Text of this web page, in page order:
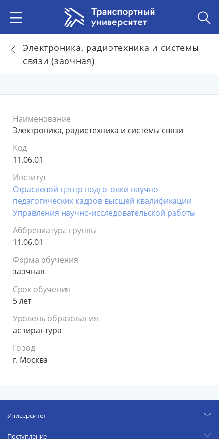
Электроника, радиотехника и системы
связи (заочная)
Наименование
Электроника, радиотехника и системы связи
Код
11.06.01
Институт
Отраслевой центр подготовки научно-
педагогических кадров высшей квалификации
Управления научно-исследовательской работы
Аббревиатура группы
11.06.01
Форма обучения
заочная
Срок обучения
5 лет
Уровень образования
аспирантура
Город
г. Москва
Университет
Поступление